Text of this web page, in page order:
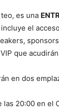
es una
el
que
en dos
20:00 en el